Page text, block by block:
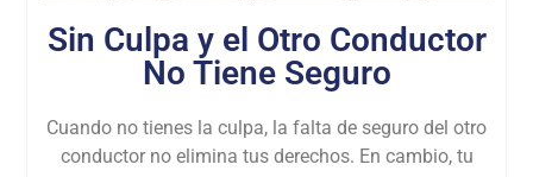
Sin Culpa y el Otro Conductor
No Tiene Seguro
Cuando no tienes la culpa, la falta de seguro del otro
conductor no elimina tus derechos. En cambio, tu